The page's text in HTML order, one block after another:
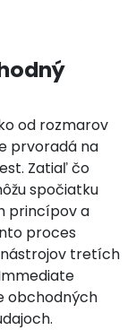
od rozmarov
prvoradá na
Zatiaľ čo
spočiatku
princípov a
proces
nástrojov tretích
obchodných